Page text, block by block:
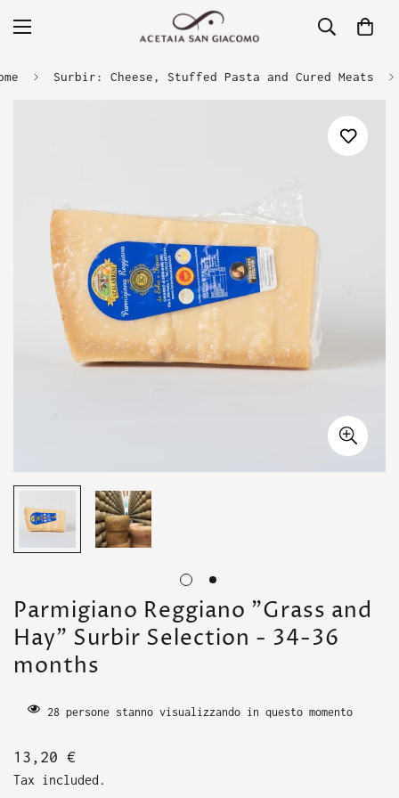
Surbir: Cheese, Stuffed Pasta and Cured Meats
Parmigiano Reggiano "Grass and
Hay" Surbir Selection - 34-36
months
28 persone stanno visualizzando in questo momento
Translation
missing:
13,20 €
Tax included.